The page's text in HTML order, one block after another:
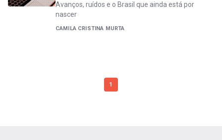
Avanços, ruídos e o Brasil que ainda está por
nascer
CAMILA CRISTINA MURTA
1